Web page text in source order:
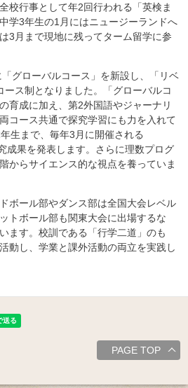
校行事として年2回行われる「英検ま
学3年生の1月にはニュージーランドへ
3月まで現地に残ってターム留学に参
グローバルコース」を新設し、「リベ
ース制となりました。「グローバルコ
育成に加え、第2外国語やジャーナリ
コース共通で探究学習にも力を入れて
生まで、毎年3月に開催される
成果を発表します。さらに理数プログ
からサイエンス的な視点を養っていま
ボール部やダンス部は全国大会レベル
トボール部も関東大会に出場するな
ます。校訓である「行学二道」のも
動し、学業と課外活動の両立を実践し
PAGE TOP